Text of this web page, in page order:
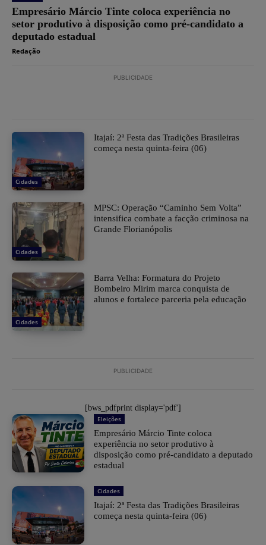
Empresário Márcio Tinte coloca experiência no
setor produtivo à disposição como pré-candidato a
deputado estadual
Redação
PUBLICIDADE
Cidades
​Itajaí: 2ª Festa das Tradições Brasileiras
começa nesta quinta-feira (06)
Cidades
MPSC: Operação “Caminho Sem Volta”
intensifica combate a facção criminosa na
Grande Florianópolis
Cidades
Barra Velha: Formatura do Projeto
Bombeiro Mirim marca conquista de
alunos e fortalece parceria pela educação
PUBLICIDADE
[bws_pdfprint display='pdf']
Eleições
Empresário Márcio Tinte coloca
experiência no setor produtivo à
disposição como pré-candidato a deputado
estadual
Cidades
​Itajaí: 2ª Festa das Tradições Brasileiras
começa nesta quinta-feira (06)